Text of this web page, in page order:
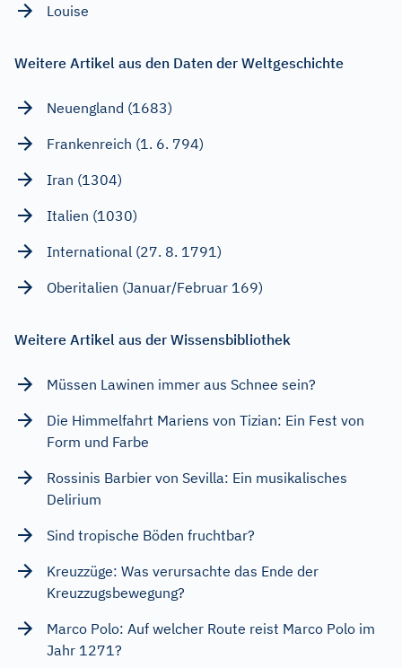
Louise
Weitere Artikel aus den Daten der Weltgeschichte
Neuengland (1683)
Frankenreich (1. 6. 794)
Iran (1304)
Italien (1030)
International (27. 8. 1791)
Oberitalien (Januar/Februar 169)
Weitere Artikel aus der Wissensbibliothek
Müssen Lawinen immer aus Schnee sein?
Die Himmelfahrt Mariens von Tizian: Ein Fest von
Form und Farbe
Rossinis Barbier von Sevilla: Ein musikalisches
Delirium
Sind tropische Böden fruchtbar?
Kreuzzüge: Was verursachte das Ende der
Kreuzzugsbewegung?
Marco Polo: Auf welcher Route reist Marco Polo im
Jahr 1271?